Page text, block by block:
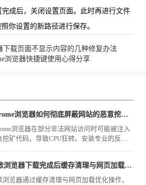
成后，关闭设置页面。此时再进行文件
你设置的新路径进行保存。
下载页面不显示内容的几种修复办法
浏览器快捷键使用心得分享
Chrome浏览器如何彻底屏蔽网站的恶意挖矿脚本
浏览器在部分非法网站访问时可能被注入
挖矿代码，导致CPU狂转。安装专业的反挖
谷歌浏览器下载完成后缓存清理与网页加载优化教程
浏览器通过缓存清理与网页加载优化操作，